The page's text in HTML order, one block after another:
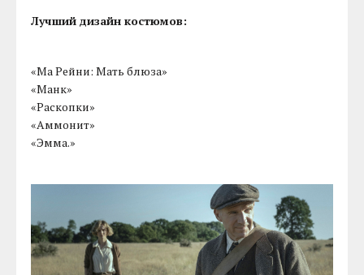
Лучший дизайн костюмов:
«Ма Рейни: Мать блюза»
«Манк»
«Раскопки»
«Аммонит»
«Эмма.»